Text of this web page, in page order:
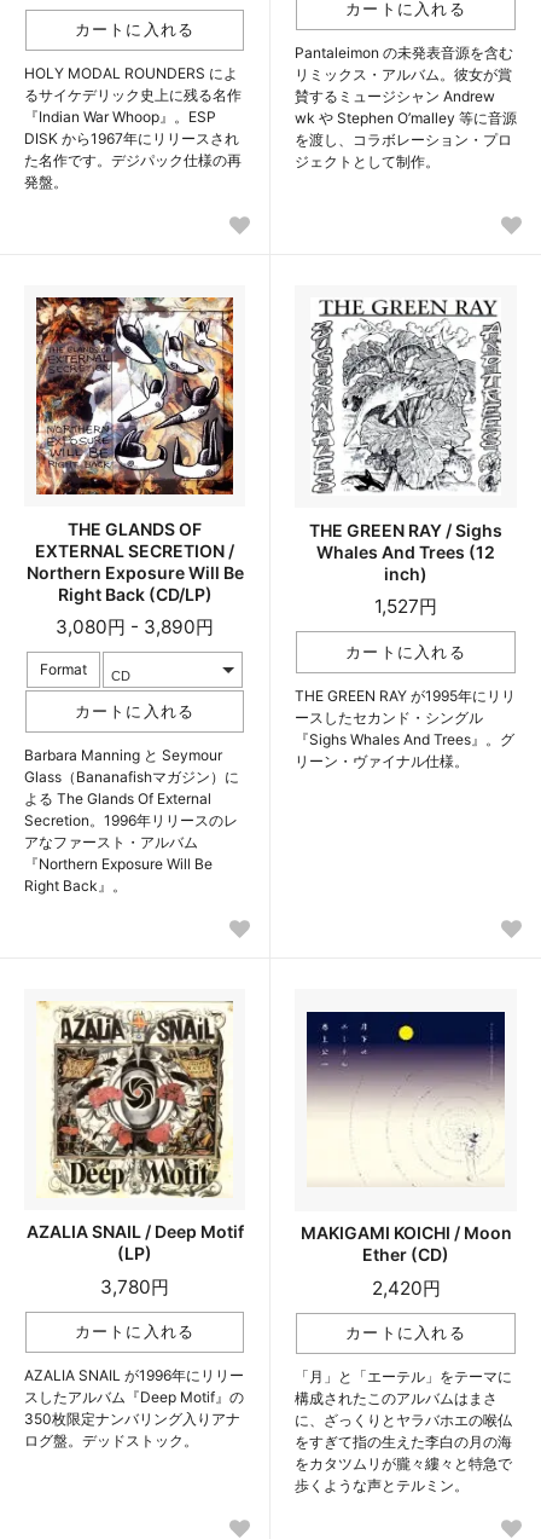
HOLY MODAL ROUNDERS によ
るサイケデリック史上に残る名作
『Indian War Whoop』。ESP
DISK から1967年にリリースされ
た名作です。デジパック仕様の再
発盤。
Pantaleimon の未発表音源を含む
リミックス・アルバム。彼女が賞
賛するミュージシャン Andrew
wk や Stephen O’malley 等に音源
を渡し、コラボレーション・プロ
ジェクトとして制作。
THE GLANDS OF
EXTERNAL SECRETION /
Northern Exposure Will Be
Right Back (CD/LP)
3,080円 - 3,890円
Format
Barbara Manning と Seymour
Glass（Bananafishマガジン）に
よる The Glands Of External
Secretion。1996年リリースのレ
アなファースト・アルバム
『Northern Exposure Will Be
Right Back』。
THE GREEN RAY / Sighs
Whales And Trees (12
inch)
1,527円
THE GREEN RAY が1995年にリリ
ースしたセカンド・シングル
『Sighs Whales And Trees』。グ
リーン・ヴァイナル仕様。
AZALIA SNAIL / Deep Motif
(LP)
3,780円
AZALIA SNAIL が1996年にリリー
スしたアルバム『Deep Motif』の
350枚限定ナンバリング入りアナ
ログ盤。デッドストック。
MAKIGAMI KOICHI / Moon
Ether (CD)
2,420円
「月」と「エーテル」をテーマに
構成されたこのアルバムはまさ
に、ざっくりとヤラバホエの喉仏
をすぎて指の生えた李白の月の海
をカタツムリが朧々縷々と特急で
歩くような声とテルミン。